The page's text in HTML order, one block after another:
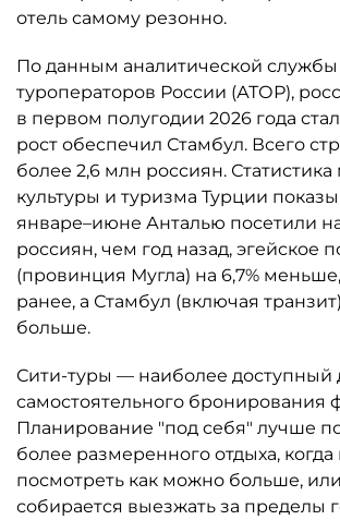
отель самому резонно.
По данным аналитической
туроператоров России (АТОР),
в первом полугодии 2026 года
рост обеспечил Стамбул. Всего
более 2,6 млн россиян.
культуры и туризма Турции
январе–июне Анталью посетили
россиян, чем год назад, эгейское
(провинция Мугла) на 6,7%
ранее, а Стамбул (включая
больше.
Сити-туры — наиболее доступный
самостоятельного бронирования
Планирование "под себя" лучше
более размеренного отдыха, когда
посмотреть как можно больше,
собирается выезжать за пределы